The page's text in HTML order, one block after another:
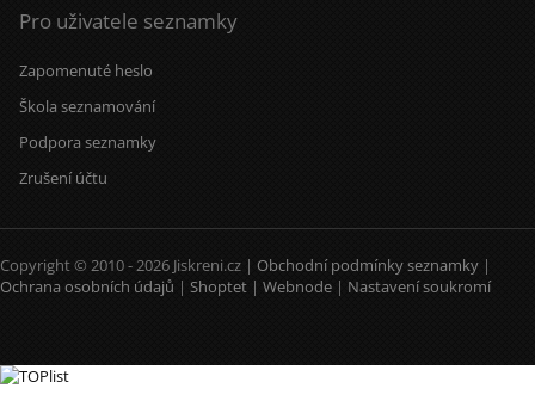
Pro uživatele seznamky
Zapomenuté heslo
Škola seznamování
Podpora seznamky
Zrušení účtu
Copyright © 2010 - 2026 Jiskreni.cz | Obchodní podmínky seznamky |
Ochrana osobních údajů | Shoptet | Webnode | Nastavení soukromí